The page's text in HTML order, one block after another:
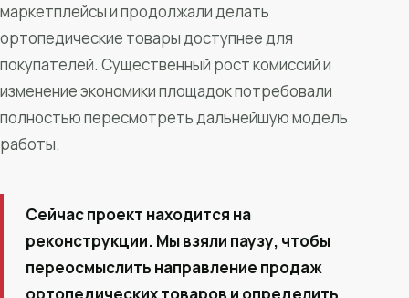
маркетплейсы и продолжали делать
ортопедические товары доступнее для
покупателей. Существенный рост комиссий и
изменение экономики площадок потребовали
полностью пересмотреть дальнейшую модель
работы.
Сейчас проект находится на
реконструкции. Мы взяли паузу, чтобы
переосмыслить направление продаж